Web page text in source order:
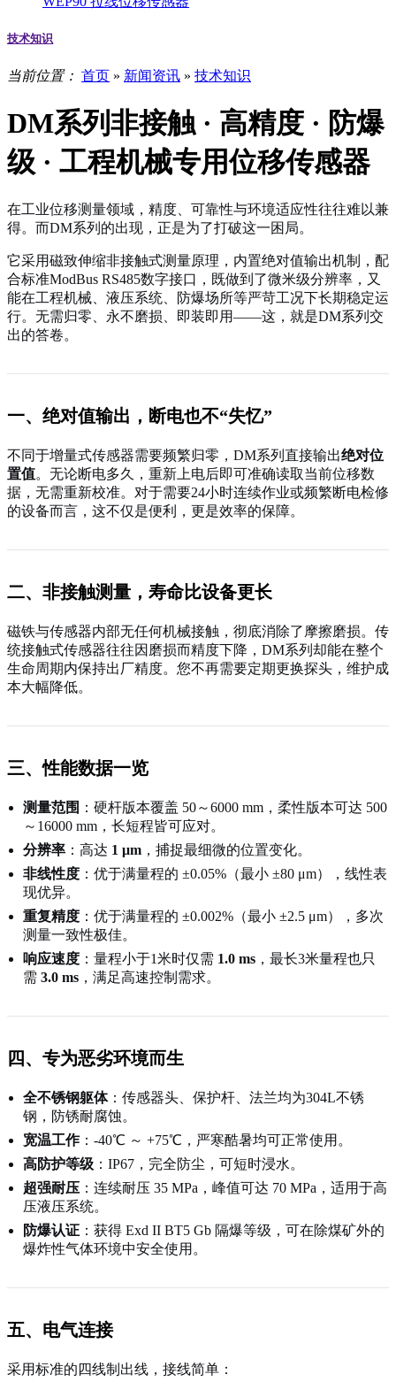
技术知识
当前位置： 首页 » 新闻资讯 » 技术知识
DM系列非接触 · 高精度 · 防爆
级 · 工程机械专用位移传感器
在工业位移测量领域，精度、可靠性与环境适应性往往难以兼
得。而DM系列的出现，正是为了打破这一困局。
它采用磁致伸缩非接触式测量原理，内置绝对值输出机制，配
合标准ModBus RS485数字接口，既做到了微米级分辨率，又
能在工程机械、液压系统、防爆场所等严苛工况下长期稳定运
行。无需归零、永不磨损、即装即用——这，就是DM系列交
出的答卷。
一、绝对值输出，断电也不“失忆”
不同于增量式传感器需要频繁归零，DM系列直接输出绝对位
置值。无论断电多久，重新上电后即可准确读取当前位移数
据，无需重新校准。对于需要24小时连续作业或频繁断电检修
的设备而言，这不仅是便利，更是效率的保障。
二、非接触测量，寿命比设备更长
磁铁与传感器内部无任何机械接触，彻底消除了摩擦磨损。传
统接触式传感器往往因磨损而精度下降，DM系列却能在整个
生命周期内保持出厂精度。您不再需要定期更换探头，维护成
本大幅降低。
三、性能数据一览
测量范围 ：硬杆版本覆盖 50～6000 mm，柔性版本可达 500
～16000 mm，长短程皆可应对。
分辨率 ：高达 1 μm ，捕捉最细微的位置变化。
非线性度 ：优于满量程的 ±0.05%（最小 ±80 μm），线性表
现优异。
重复精度 ：优于满量程的 ±0.002%（最小 ±2.5 μm），多次
测量一致性极佳。
响应速度 ：量程小于1米时仅需 1.0 ms ，最长3米量程也只
需 3.0 ms ，满足高速控制需求。
四、专为恶劣环境而生
全不锈钢躯体：传感器头、保护杆、法兰均为304L不锈
钢，防锈耐腐蚀。
宽温工作：-40℃ ～ +75℃，严寒酷暑均可正常使用。
高防护等级 ：IP67，完全防尘，可短时浸水。
超强耐压 ：连续耐压 35 MPa，峰值可达 70 MPa，适用于高
压液压系统。
防爆认证 ：获得 Exd II BT5 Gb 隔爆等级，可在除煤矿外的
爆炸性气体环境中安全使用。
五、电气连接
采用标准的四线制出线，接线简单：